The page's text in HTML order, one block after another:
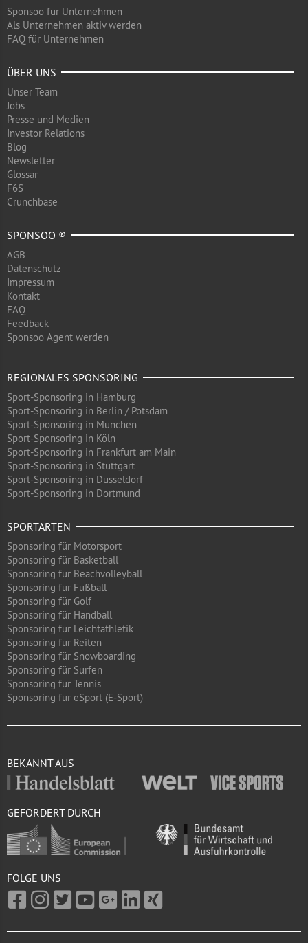
Sponsoo für Unternehmen
Als Unternehmen aktiv werden
FAQ für Unternehmen
ÜBER UNS
Unser Team
Jobs
Presse und Medien
Investor Relations
Blog
Newsletter
Glossar
F6S
Crunchbase
SPONSOO ®
AGB
Datenschutz
Impressum
Kontakt
FAQ
Feedback
Sponsoo Agent werden
REGIONALES SPONSORING
Sport-Sponsoring in Hamburg
Sport-Sponsoring in Berlin / Potsdam
Sport-Sponsoring in München
Sport-Sponsoring in Köln
Sport-Sponsoring in Frankfurt am Main
Sport-Sponsoring in Stuttgart
Sport-Sponsoring in Düsseldorf
Sport-Sponsoring in Dortmund
SPORTARTEN
Sponsoring für Motorsport
Sponsoring für Basketball
Sponsoring für Beachvolleyball
Sponsoring für Fußball
Sponsoring für Golf
Sponsoring für Handball
Sponsoring für Leichtathletik
Sponsoring für Reiten
Sponsoring für Snowboarding
Sponsoring für Surfen
Sponsoring für Tennis
Sponsoring für eSport (E-Sport)
BEKANNT AUS
GEFÖRDERT DURCH
FOLGE UNS